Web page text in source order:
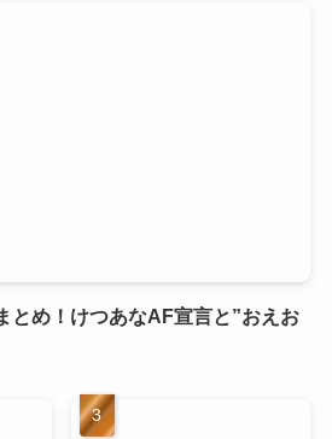
とめ！けつあなAF宣言と”おえお